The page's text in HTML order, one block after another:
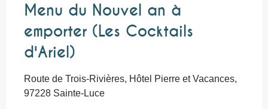
Menu du Nouvel an à
emporter (Les Cocktails
d'Ariel)
Route de Trois-Rivières, Hôtel Pierre et Vacances,
97228 Sainte-Luce